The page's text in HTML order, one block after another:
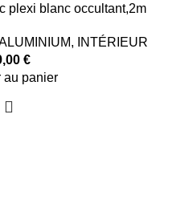
plexi blanc occultant,2m
,
INTÉRIEUR
€
au panier